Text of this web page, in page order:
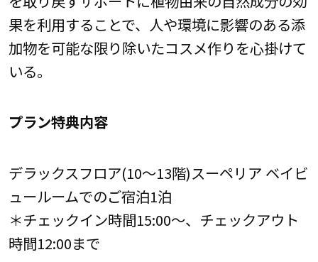
果を利用することで、人や環境に影響のある添
加物を可能な限り除いたコスメ作りを心掛けて
いる。
プラン特典内容
デラックスフロア(10～13階)スーペリア ベイビ
ュールームでのご宿泊1泊
＊チェックイン時間15:00～、チェックアウト
時間12:00まで